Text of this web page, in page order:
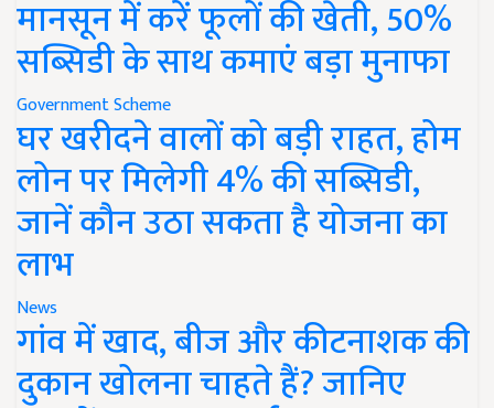
मानसून में करें फूलों की खेती, 50%
सब्सिडी के साथ कमाएं बड़ा मुनाफा
Government Scheme
घर खरीदने वालों को बड़ी राहत, होम
लोन पर मिलेगी 4% की सब्सिडी,
जानें कौन उठा सकता है योजना का
लाभ
News
गांव में खाद, बीज और कीटनाशक की
दुकान खोलना चाहते हैं? जानिए